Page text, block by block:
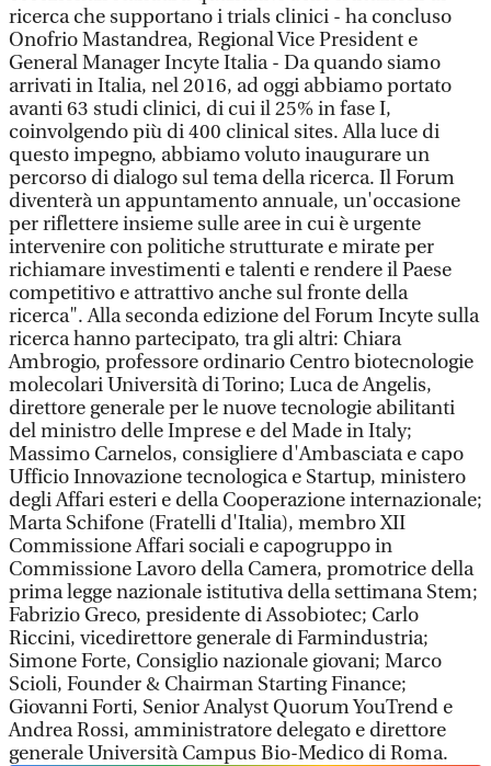
ricerca che supportano i trials clinici - ha concluso
Onofrio Mastandrea, Regional Vice President e
General Manager Incyte Italia - Da quando siamo
arrivati in Italia, nel 2016, ad oggi abbiamo portato
avanti 63 studi clinici, di cui il 25% in fase I,
coinvolgendo più di 400 clinical sites. Alla luce di
questo impegno, abbiamo voluto inaugurare un
percorso di dialogo sul tema della ricerca. Il Forum
diventerà un appuntamento annuale, un'occasione
per riflettere insieme sulle aree in cui è urgente
intervenire con politiche strutturate e mirate per
richiamare investimenti e talenti e rendere il Paese
competitivo e attrattivo anche sul fronte della
ricerca". Alla seconda edizione del Forum Incyte sulla
ricerca hanno partecipato, tra gli altri: Chiara
Ambrogio, professore ordinario Centro biotecnologie
molecolari Università di Torino; Luca de Angelis,
direttore generale per le nuove tecnologie abilitanti
del ministro delle Imprese e del Made in Italy;
Massimo Carnelos, consigliere d'Ambasciata e capo
Ufficio Innovazione tecnologica e Startup, ministero
degli Affari esteri e della Cooperazione internazionale;
Marta Schifone (Fratelli d'Italia), membro XII
Commissione Affari sociali e capogruppo in
Commissione Lavoro della Camera, promotrice della
prima legge nazionale istitutiva della settimana Stem;
Fabrizio Greco, presidente di Assobiotec; Carlo
Riccini, vicedirettore generale di Farmindustria;
Simone Forte, Consiglio nazionale giovani; Marco
Scioli, Founder & Chairman Starting Finance;
Giovanni Forti, Senior Analyst Quorum YouTrend e
Andrea Rossi, amministratore delegato e direttore
generale Università Campus Bio-Medico di Roma.